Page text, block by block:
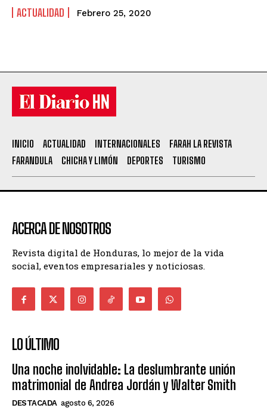
ACTUALIDAD Febrero 25, 2020
INICIO ACTUALIDAD INTERNACIONALES
FARAH LA REVISTA
FARANDULA
CHICHA Y LIMÓN DEPORTES TURISMO
ACERCA DE NOSOTROS
Revista digital de Honduras, lo mejor de la vida
social, eventos empresariales y noticiosas.
LO ÚLTIMO
Una noche inolvidable: La deslumbrante unión
matrimonial de Andrea Jordán y Walter Smith
DESTACADA agosto 6, 2026